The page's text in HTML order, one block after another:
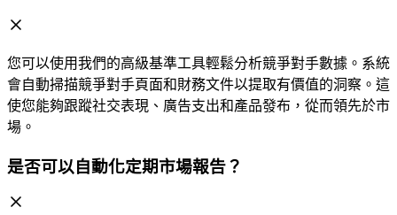
您可以使用我們的高級基準工具輕鬆分析競爭對手數據。系統
會自動掃描競爭對手頁面和財務文件以提取有價值的洞察。這
使您能夠跟蹤社交表現、廣告支出和產品發布，從而領先於市
場。
是否可以自動化定期市場報告？